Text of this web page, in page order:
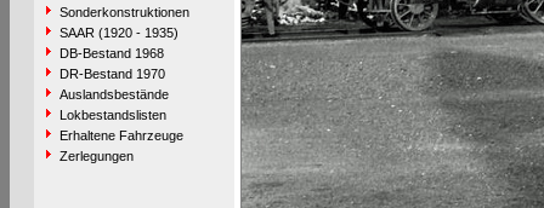
Sonderkonstruktionen
SAAR (1920 - 1935)
DB-Bestand 1968
DR-Bestand 1970
Auslandsbestände
Lokbestandslisten
Erhaltene Fahrzeuge
Zerlegungen